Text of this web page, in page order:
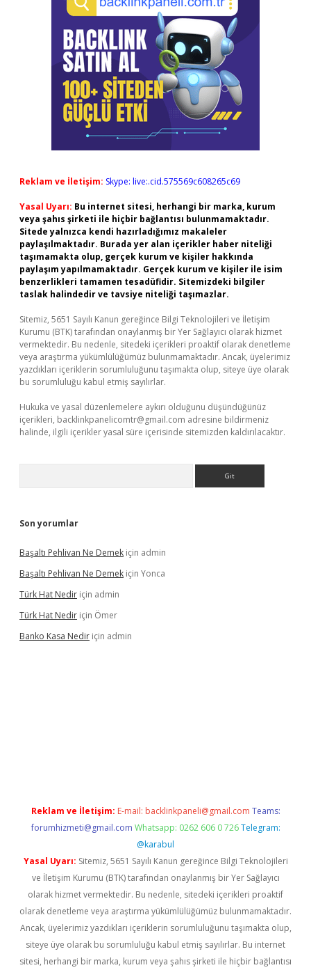
Reklam ve İletişim: Skype: live:.cid.575569c608265c69
Yasal Uyarı: Bu internet sitesi, herhangi bir marka, kurum
veya şahıs şirketi ile hiçbir bağlantısı bulunmamaktadır.
Sitede yalnızca kendi hazırladığımız makaleler
paylaşılmaktadır. Burada yer alan içerikler haber niteliği
taşımamakta olup, gerçek kurum ve kişiler hakkında
paylaşım yapılmamaktadır. Gerçek kurum ve kişiler ile isim
benzerlikleri tamamen tesadüfidir. Sitemizdeki bilgiler
taslak halindedir ve tavsiye niteliği taşımazlar.
Sitemiz, 5651 Sayılı Kanun gereğince Bilgi Teknolojileri ve İletişim
Kurumu (BTK) tarafından onaylanmış bir Yer Sağlayıcı olarak hizmet
vermektedir. Bu nedenle, sitedeki içerikleri proaktif olarak denetleme
veya araştırma yükümlülüğümüz bulunmamaktadır. Ancak, üyelerimiz
yazdıkları içeriklerin sorumluluğunu taşımakta olup, siteye üye olarak
bu sorumluluğu kabul etmiş sayılırlar.
Hukuka ve yasal düzenlemelere aykırı olduğunu düşündüğünüz
içerikleri, backlinkpanelicomtr@gmail.com adresine bildirmeniz
halinde, ilgili içerikler yasal süre içerisinde sitemizden kaldırılacaktır.
Son yorumlar
Başaltı Pehlivan Ne Demek için admin
Başaltı Pehlivan Ne Demek için Yonca
Türk Hat Nedir için admin
Türk Hat Nedir için Ömer
Banko Kasa Nedir için admin
Reklam ve İletişim: E-mail: backlinkpaneli@gmail.com Teams:
forumhizmeti@gmail.com Whatsapp: 0262 606 0 726 Telegram:
@karabul
Yasal Uyarı: Sitemiz, 5651 Sayılı Kanun gereğince Bilgi Teknolojileri
ve İletişim Kurumu (BTK) tarafından onaylanmış bir Yer Sağlayıcı
olarak hizmet vermektedir. Bu nedenle, sitedeki içerikleri proaktif
olarak denetleme veya araştırma yükümlülüğümüz bulunmamaktadır.
Ancak, üyelerimiz yazdıkları içeriklerin sorumluluğunu taşımakta olup,
siteye üye olarak bu sorumluluğu kabul etmiş sayılırlar. Bu internet
sitesi, herhangi bir marka, kurum veya şahıs şirketi ile hiçbir bağlantısı